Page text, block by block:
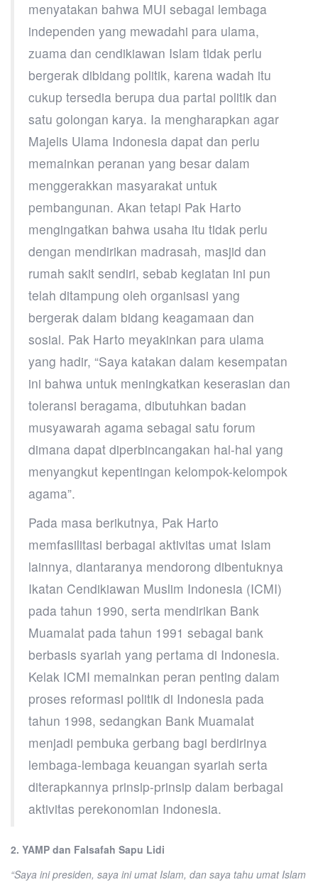
menyatakan bahwa MUI sebagai lembaga
independen yang mewadahi para ulama,
zuama dan cendikiawan Islam tidak perlu
bergerak dibidang politik, karena wadah itu
cukup tersedia berupa dua partai politik dan
satu golongan karya. Ia mengharapkan agar
Majelis Ulama Indonesia dapat dan perlu
memainkan peranan yang besar dalam
menggerakkan masyarakat untuk
pembangunan. Akan tetapi Pak Harto
mengingatkan bahwa usaha itu tidak perlu
dengan mendirikan madrasah, masjid dan
rumah sakit sendiri, sebab kegiatan ini pun
telah ditampung oleh organisasi yang
bergerak dalam bidang keagamaan dan
sosial. Pak Harto meyakinkan para ulama
yang hadir, “Saya katakan dalam kesempatan
ini bahwa untuk meningkatkan keserasian dan
toleransi beragama, dibutuhkan badan
musyawarah agama sebagai satu forum
dimana dapat diperbincangakan hal-hal yang
menyangkut kepentingan kelompok-kelompok
agama”.
Pada masa berikutnya, Pak Harto
memfasilitasi berbagai aktivitas umat Islam
lainnya, diantaranya mendorong dibentuknya
Ikatan Cendikiawan Muslim Indonesia (ICMI)
pada tahun 1990, serta mendirikan Bank
Muamalat pada tahun 1991 sebagai bank
berbasis syariah yang pertama di Indonesia.
Kelak ICMI memainkan peran penting dalam
proses reformasi politik di Indonesia pada
tahun 1998, sedangkan Bank Muamalat
menjadi pembuka gerbang bagi berdirinya
lembaga-lembaga keuangan syariah serta
diterapkannya prinsip-prinsip dalam berbagai
aktivitas perekonomian Indonesia.
2. YAMP dan Falsafah Sapu Lidi
“Saya ini presiden, saya ini umat Islam, dan saya tahu umat Islam